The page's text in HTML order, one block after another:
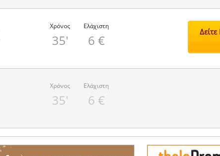
Χρόνος
35'
Ελάχιστη
6 €
Χρόνος
35'
Ελάχιστη
6 €